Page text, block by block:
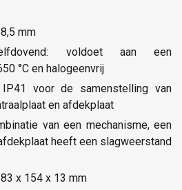
mm
voldoet aan een
°C en halogeenvrij
IP41 voor de samenstelling van
en afdekplaat
van een mechanisme, een
heeft een slagweerstand
x 154 x 13 mm